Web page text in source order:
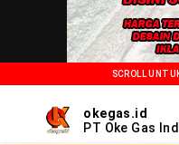
SCROLL
okegas.id
PT Oke Gas